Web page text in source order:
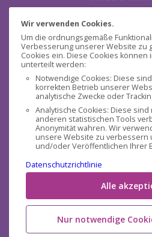
Wir verwenden Cookies.
Um die ordnungsgemäße
Verbesserung unserer Website zu
Cookies ein. Diese Cookies können
unterteilt werden:
Notwendige Cookies: Diese
korrekten Betrieb unserer
analytische Zwecke oder
Analytische Cookies: Diese sind
anderen statistischen Tools
Anonymität wahren. Wir
unsere Website zu verbessern
und/oder Veröffentlichen Ihrer
Datenschutzrichtlinie
Alle
Nur notwendige
Sozialen